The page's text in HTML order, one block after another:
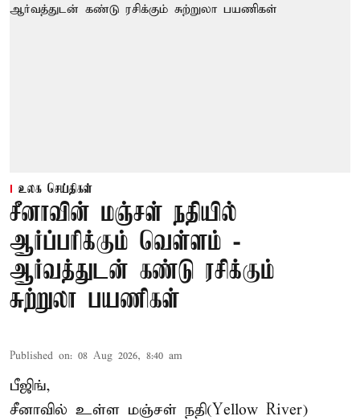
உலக செய்திகள்
சீனாவின் மஞ்சள் நதியில்
ஆர்ப்பரிக்கும் வெள்ளம் -
ஆர்வத்துடன் கண்டு ரசிக்கும்
சுற்றுலா பயணிகள்
Published on: 08 Aug 2026, 8:40 am
பீஜிங்,
சீனாவில் உள்ள மஞ்சள் நதி(Yellow River)